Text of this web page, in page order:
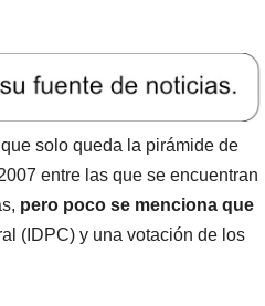
solo queda la pirámide de
entre las que se encuentran
pero poco se menciona que
(IDPC) y una votación de los